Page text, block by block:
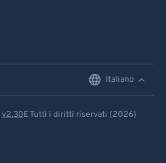
Italiano
v2.30E Tutti i diritti riservati (2026)